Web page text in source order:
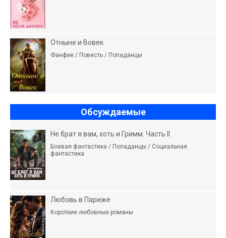
Отныне и Вовек
Фанфик / Повесть / Попаданцы
Обсуждаемые
Не брат я вам, хоть и Гримм. Часть II
Боевая фантастика / Попаданцы / Социальная
фантастика
Любовь в Париже
Короткие любовные романы